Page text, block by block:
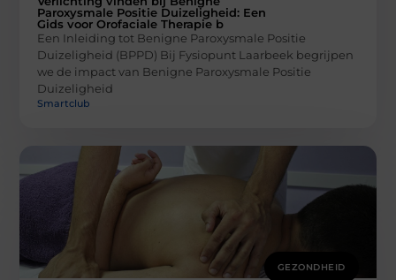
Paroxysmale Positie Duizeligheid: Een
Gids voor Orofaciale Therapie b
Een Inleiding tot Benigne Paroxysmale Positie
Duizeligheid (BPPD) Bij Fysiopunt Laarbeek begrijpen
we de impact van Benigne Paroxysmale Positie
Duizeligheid
Smartclub
GEZONDHEID